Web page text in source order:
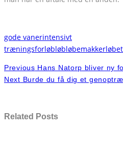
gode vanerintensivt
træningsforløbløbløbemakker
Previous Hans Natorp bliver ny
Next Burde du få dig et
Related Posts